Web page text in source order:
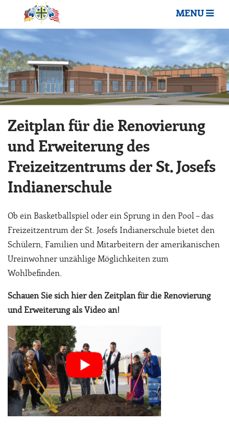
MENU
Zeitplan für die Renovierung
und Erweiterung des
Freizeitzentrums der St. Josefs
Indianerschule
Ob ein Basketballspiel oder ein Sprung in den Pool – das
Freizeitzentrum der St. Josefs Indianerschule bietet den
Schülern, Familien und Mitarbeitern der amerikanischen
Ureinwohner unzählige Möglichkeiten zum
Wohlbefinden.
Schauen Sie sich hier den Zeitplan für die Renovierung
und Erweiterung als Video an!